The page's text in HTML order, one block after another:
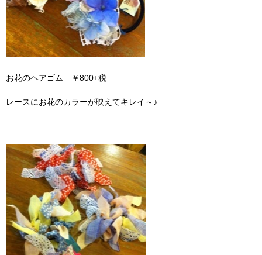
お花のヘアゴム ￥800+税
レースにお花のカラーが映えてキレイ～♪